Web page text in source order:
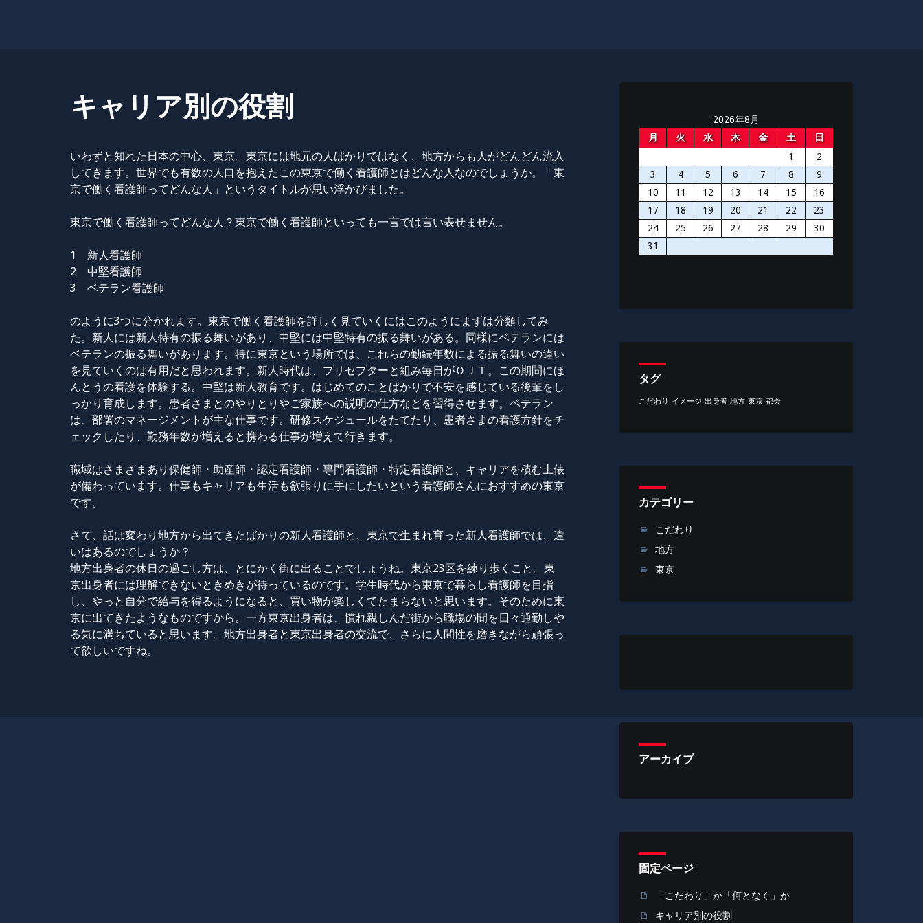
キャリア別の役割
いわずと知れた日本の中心、東京。東京には地元の人ばかりではなく、地方からも人がどんどん流入
してきます。世界でも有数の人口を抱えたこの東京で働く看護師とはどんな人なのでしょうか。「東
京で働く看護師ってどんな人」というタイトルが思い浮かびました。
東京で働く看護師ってどんな人？東京で働く看護師といっても一言では言い表せません。
1 新人看護師
2 中堅看護師
3 ベテラン看護師
のように3つに分かれます。東京で働く看護師を詳しく見ていくにはこのようにまずは分類してみ
た。新人には新人特有の振る舞いがあり、中堅には中堅特有の振る舞いがある。同様にベテランには
ベテランの振る舞いがあります。特に東京という場所では、これらの勤続年数による振る舞いの違い
を見ていくのは有用だと思われます。新人時代は、プリセプターと組み毎日がＯＪＴ。この期間にほ
んとうの看護を体験する。中堅は新人教育です。はじめてのことばかりで不安を感じている後輩をし
っかり育成します。患者さまとのやりとりやご家族への説明の仕方などを習得させます。ベテラン
は、部署のマネージメントが主な仕事です。研修スケジュールをたてたり、患者さまの看護方針をチ
ェックしたり、勤務年数が増えると携わる仕事が増えて行きます。
職域はさまざまあり保健師・助産師・認定看護師・専門看護師・特定看護師と、キャリアを積む土俵
が備わっています。仕事もキャリアも生活も欲張りに手にしたいという看護師さんにおすすめの東京
です。
さて、話は変わり地方から出てきたばかりの新人看護師と、東京で生まれ育った新人看護師では、違
いはあるのでしょうか？
地方出身者の休日の過ごし方は、とにかく街に出ることでしょうね。東京23区を練り歩くこと。東
京出身者には理解できないときめきが待っているのです。学生時代から東京で暮らし看護師を目指
し、やっと自分で給与を得るようになると、買い物が楽しくてたまらないと思います。そのために東
京に出てきたようなものですから。一方東京出身者は、慣れ親しんだ街から職場の間を日々通勤しや
る気に満ちていると思います。地方出身者と東京出身者の交流で、さらに人間性を磨きながら頑張っ
て欲しいですね。
2026年8月
月
火 水 木 金 土
日
1
2
3
4 5 6 7 8
9
10
11 12 13 14 15
16
17
18 19 20 21 22
23
24
25 26 27 28 29
30
31
タグ
こだわり イメージ 出身者 地方 東京 都会
カテゴリー
こだわり
地方
東京
アーカイブ
固定ページ
「こだわり」か「何となく」か
キャリア別の役割